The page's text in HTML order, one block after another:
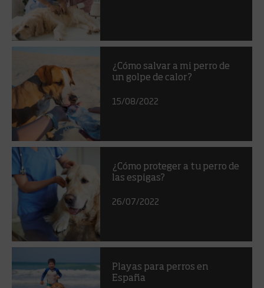
¿Cómo salvar a mi perro de
un golpe de calor?
15/08/2022
¿Cómo proteger a tu perro de
las espigas?
26/07/2022
Playas para perros en
España